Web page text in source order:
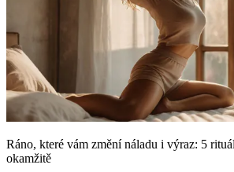
Ráno, které vám změní náladu i výraz: 5
okamžitě